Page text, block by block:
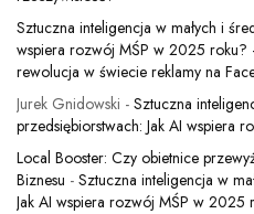
Sztuczna inteligencja w małych i
wspiera rozwój MŚP w 2025 roku?
rewolucja w świecie reklamy na
Jurek Gnidowski - Sztuczna
przedsiębiorstwach: Jak AI wspiera
Local Booster: Czy obietnice
Biznesu - Sztuczna inteligencja w
Jak AI wspiera rozwój MŚP w 2025